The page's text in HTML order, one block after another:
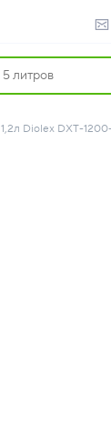
Diolex DXT-